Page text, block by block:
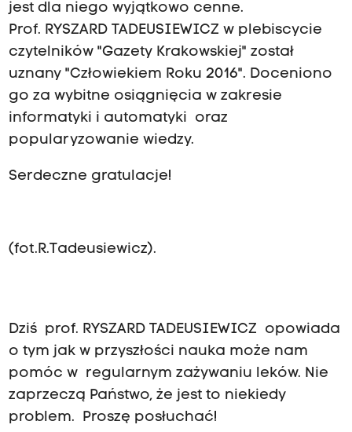
jest dla niego wyjątkowo cenne.
Prof. RYSZARD TADEUSIEWICZ w plebiscycie
czytelników "Gazety Krakowskiej" został
uznany "Człowiekiem Roku 2016". Doceniono
go za wybitne osiągnięcia w zakresie
informatyki i automatyki oraz
popularyzowanie wiedzy.
Serdeczne gratulacje!
(fot.R.Tadeusiewicz).
Dziś prof. RYSZARD TADEUSIEWICZ opowiada
o tym jak w przyszłości nauka może nam
pomóc w regularnym zażywaniu leków. Nie
zaprzeczą Państwo, że jest to niekiedy
problem. Proszę posłuchać!